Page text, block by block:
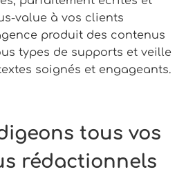
value à vos clients
produit des contenus
types de supports et veille
soignés et engageants.
tous vos
rédactionnels